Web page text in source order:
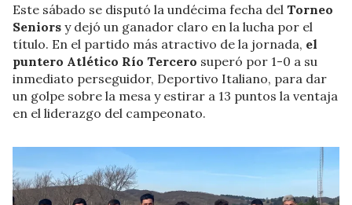
Este sábado se disputó la undécima fecha del Torneo
Seniors y dejó un ganador claro en la lucha por el
título. En el partido más atractivo de la jornada, el
puntero Atlético Río Tercero superó por 1-0 a su
inmediato perseguidor, Deportivo Italiano, para dar
un golpe sobre la mesa y estirar a 13 puntos la ventaja
en el liderazgo del campeonato.